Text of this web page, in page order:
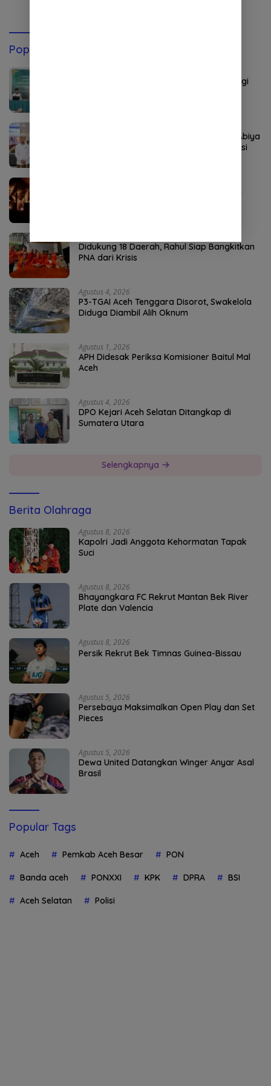
Popular Post
STISNU Aceh Lolos Visitasi, Selangkah Lagi
Rekor Pendaftar PD-PKPNU Capai 607, Abiya
Yusri Rais Syuriyah PCNU Pijay: Kaderisasi
Didukung 18 Daerah, Rahul Siap Bangkitkan
PNA dari Krisis
Agustus 4, 2026
P3-TGAI Aceh Tenggara Disorot, Swakelola
Diduga Diambil Alih Oknum
Agustus 1, 2026
APH Didesak Periksa Komisioner Baitul Mal
Aceh
Agustus 4, 2026
DPO Kejari Aceh Selatan Ditangkap di
Sumatera Utara
Selengkapnya
Berita Olahraga
Agustus 8, 2026
Kapolri Jadi Anggota Kehormatan Tapak
Suci
Agustus 8, 2026
Bhayangkara FC Rekrut Mantan Bek River
Plate dan Valencia
Agustus 8, 2026
Persik Rekrut Bek Timnas Guinea-Bissau
Agustus 5, 2026
Persebaya Maksimalkan Open Play dan Set
Pieces
Agustus 5, 2026
Dewa United Datangkan Winger Anyar Asal
Brasil
Popular Tags
Aceh Pemkab Aceh Besar PON
Banda aceh PONXXI KPK DPRA BSI
Aceh Selatan Polisi